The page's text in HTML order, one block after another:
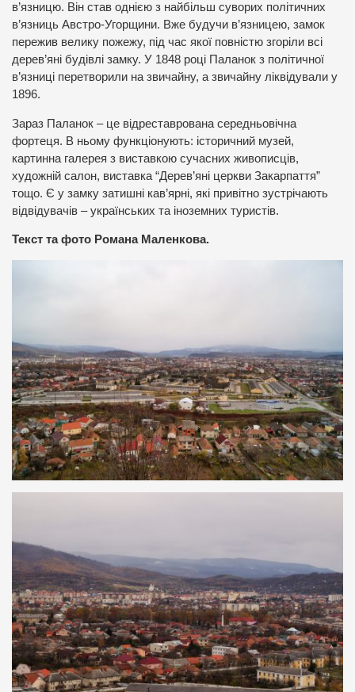
в’язницю. Він став однією з найбільш суворих політичних
в’язниць Австро-Угорщини. Вже будучи в’язницею, замок
пережив велику пожежу, під час якої повністю згоріли всі
дерев’яні будівлі замку. У 1848 році Паланок з політичної
в’язниці перетворили на звичайну, а звичайну ліквідували у
1896.
Зараз Паланок – це відреставрована середньовічна
фортеця. В ньому функціонують: історичний музей,
картинна галерея з виставкою сучасних живописців,
художній салон, виставка “Дерев’яні церкви Закарпаття”
тощо. Є у замку затишні кав’ярні, які привітно зустрічають
відвідувачів – українських та іноземних туристів.
Текст та фото Романа Маленкова.